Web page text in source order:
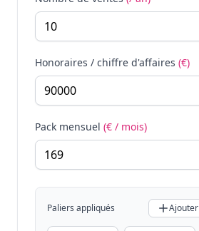
Honoraires / chiffre d'affaires (€)
Pack mensuel (€ / mois)
Paliers appliqués Ajouter